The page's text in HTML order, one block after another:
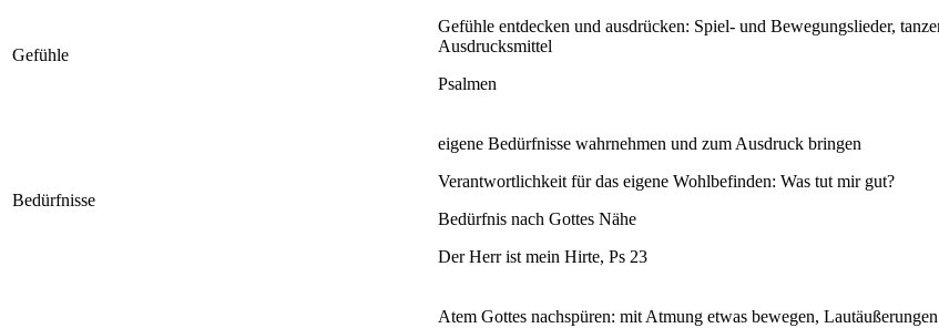
Gefühle
Gefühle entdecken und ausdrücken: Spiel- und Bewegungslieder,
Ausdrucksmittel
Psalmen
Bedürfnisse
eigene Bedürfnisse wahrnehmen und zum Ausdruck bringen
Verantwortlichkeit für das eigene Wohlbefinden: Was tut mir gut?
Bedürfnis nach Gottes Nähe
Der Herr ist mein Hirte, Ps 23
Atem Gottes nachspüren: mit Atmung etwas bewegen,